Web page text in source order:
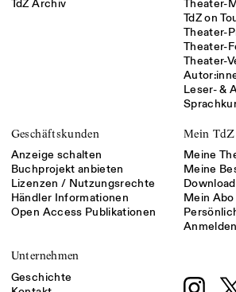
TdZ Archiv
Theater-
TdZ on
Theater-
Theater-
Theater-
Leser- &
Geschäftskunden
Anzeige schalten
Buchprojekt anbieten
Lizenzen / Nutzungsrechte
Händler Informationen
Open Access Publikationen
Mein TdZ
Meine
Meine
Mein Abo
Anmelden
Unternehmen
Geschichte